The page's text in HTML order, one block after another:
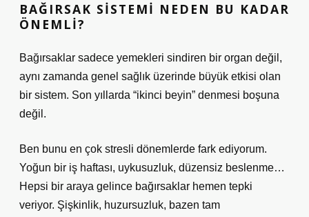
BAĞIRSAK SISTEMI NEDEN BU KADAR
ÖNEMLI?
Bağırsaklar sadece yemekleri sindiren bir organ değil,
aynı zamanda genel sağlık üzerinde büyük etkisi olan
bir sistem. Son yıllarda “ikinci beyin” denmesi boşuna
değil.
Ben bunu en çok stresli dönemlerde fark ediyorum.
Yoğun bir iş haftası, uykusuzluk, düzensiz beslenme…
Hepsi bir araya gelince bağırsaklar hemen tepki
veriyor. Şişkinlik, huzursuzluk, bazen tam